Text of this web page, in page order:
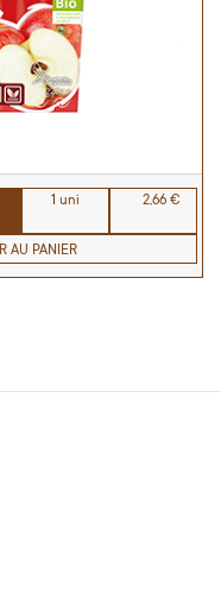
1 uni 2,66 €
AU PANIER